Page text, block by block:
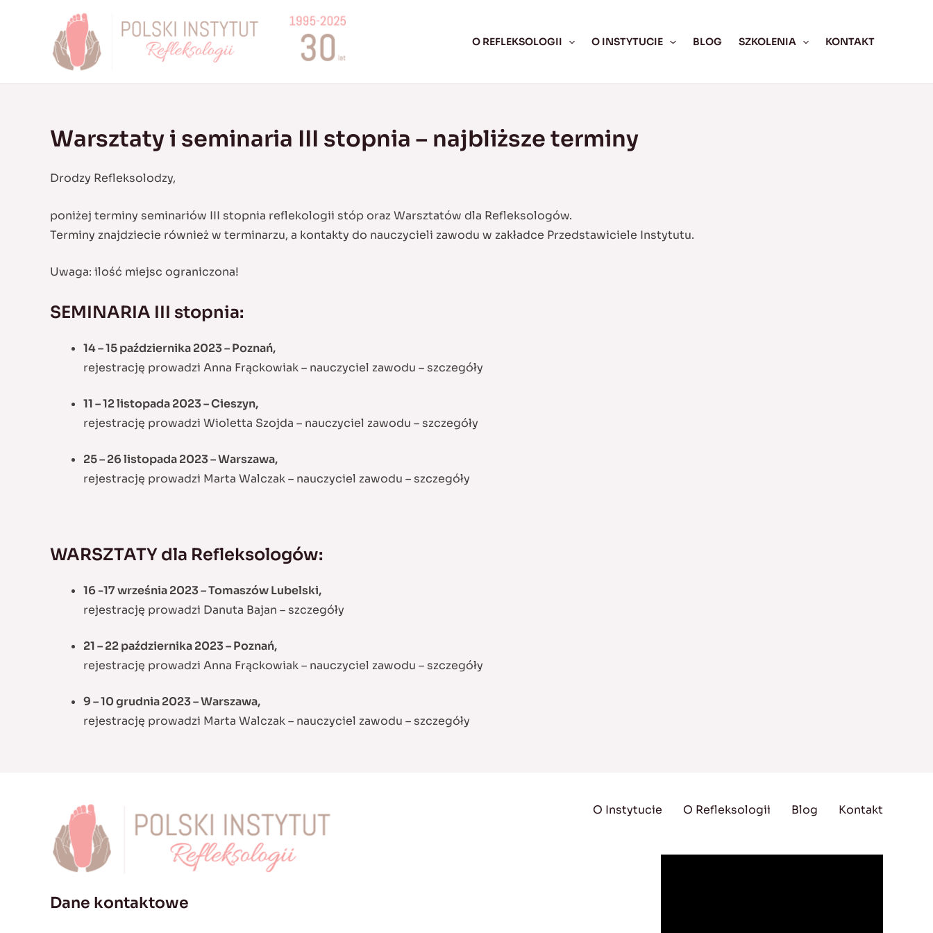
O REFLEKSOLOGII O INSTYTUCIE BLOG SZKOLENIA KONTAKT
Warsztaty i seminaria III stopnia – najbliższe terminy
Drodzy Refleksolodzy,
poniżej terminy seminariów III stopnia reflekologii stóp oraz Warsztatów dla Refleksologów.
Terminy znajdziecie również w terminarzu, a kontakty do nauczycieli zawodu w zakładce Przedstawiciele Instytutu.
Uwaga: ilość miejsc ograniczona!
SEMINARIA III stopnia:
14 – 15 października 2023 – Poznań,
rejestrację prowadzi Anna Frąckowiak – nauczyciel zawodu – szczegóły
11 – 12 listopada 2023 – Cieszyn,
rejestrację prowadzi Wioletta Szojda – nauczyciel zawodu – szczegóły
25 – 26 listopada 2023 – Warszawa,
rejestrację prowadzi Marta Walczak – nauczyciel zawodu – szczegóły
WARSZTATY dla Refleksologów:
16 -17 września 2023 – Tomaszów Lubelski,
rejestrację prowadzi Danuta Bajan – szczegóły
21 – 22 października 2023 – Poznań,
rejestrację prowadzi Anna Frąckowiak – nauczyciel zawodu – szczegóły
9 – 10 grudnia 2023 – Warszawa,
rejestrację prowadzi Marta Walczak – nauczyciel zawodu – szczegóły
Dane kontaktowe
O Instytucie O Refleksologii Blog Kontakt